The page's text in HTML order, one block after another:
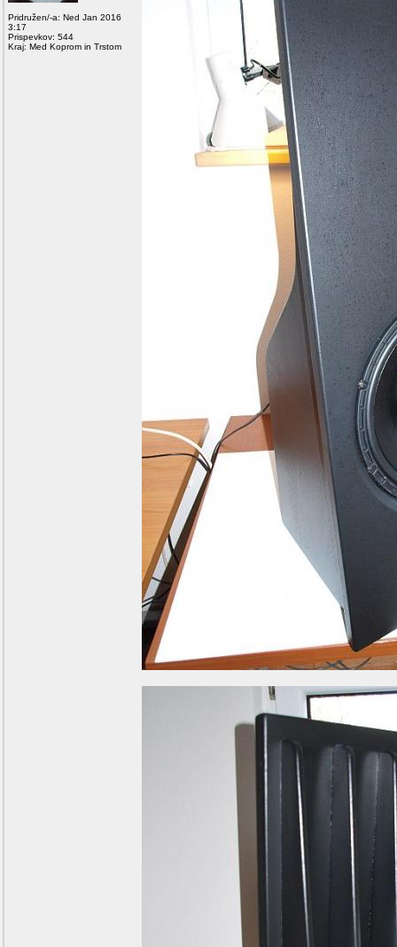
Pridružen/-a: Ned Jan 2016
3:17
Prispevkov: 544
Kraj: Med Koprom in Trstom